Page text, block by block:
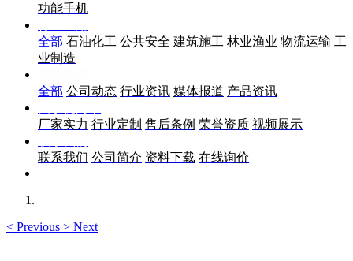
功能手机
全部 石油化工 公共安全 建筑施工 林业渔业 物流运输 工
业制造
全部 公司动态 行业资讯 媒体报道 产品资讯
厂家实力 行业定制 售后条例 荣誉资质 视频展示
联系我们 公司简介 资料下载 在线询价
< Previous > Next